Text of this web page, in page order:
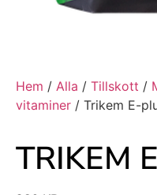
Hem / Alla / Tillskott /
vitaminer / Trikem E-
TRIKEM